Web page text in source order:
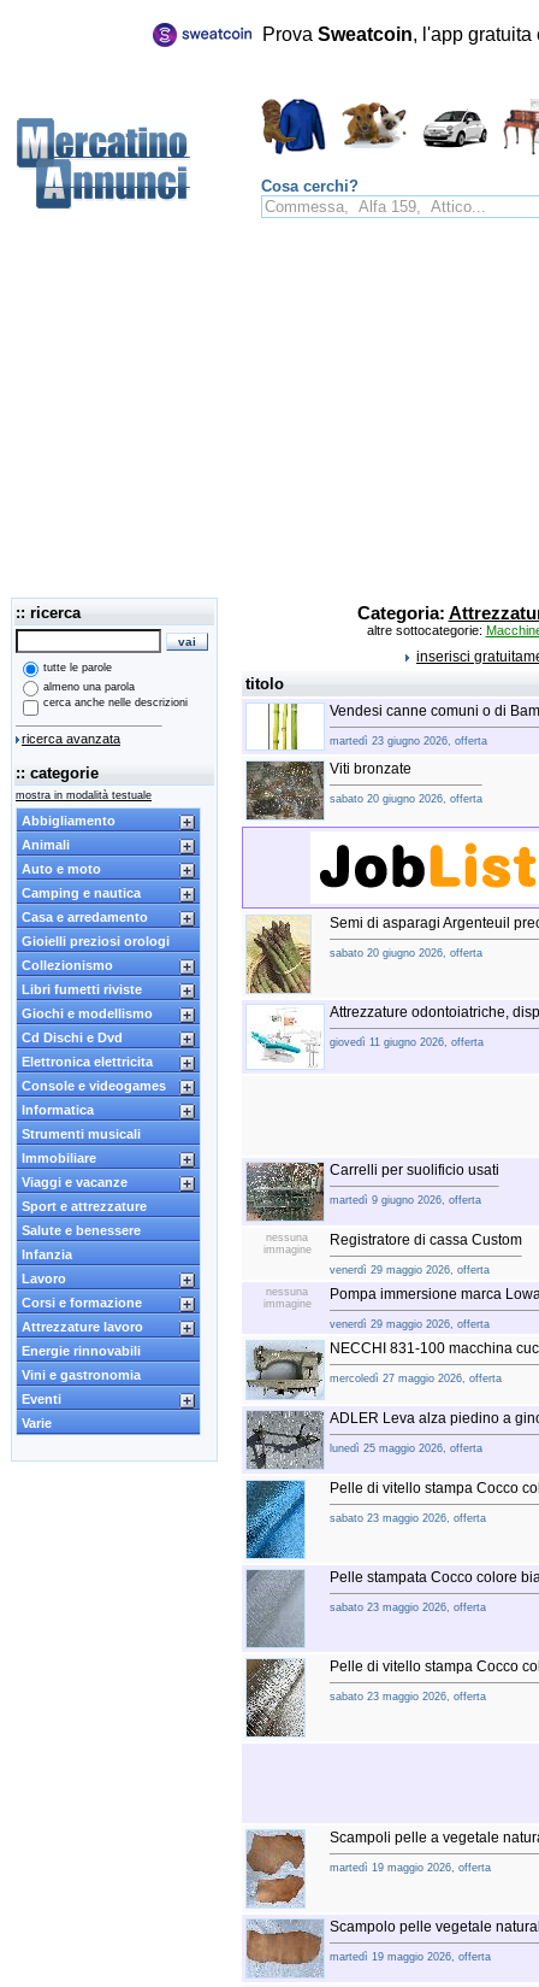
Prova Sweatcoin, l'app
Cosa cerchi?
:: ricerca
tutte le parole
almeno una parola
cerca anche nelle descrizioni
ricerca avanzata
:: categorie
mostra in modalità testuale
Abbigliamento
Animali
Auto e moto
Camping e nautica
Casa e arredamento
Gioielli preziosi orologi
Collezionismo
Libri fumetti riviste
Giochi e modellismo
Cd Dischi e Dvd
Elettronica elettricita
Console e videogames
Informatica
Strumenti musicali
Immobiliare
Viaggi e vacanze
Sport e attrezzature
Salute e benessere
Infanzia
Lavoro
Corsi e formazione
Attrezzature lavoro
Energie rinnovabili
Vini e gastronomia
Eventi
Varie
Categoria:
altre sottocategorie:
inserisci
titolo
Vendesi canne comuni o di
martedì 23 giugno 2026, offerta
Viti bronzate
sabato 20 giugno 2026, offerta
Semi di asparagi Argenteuil
sabato 20 giugno 2026, offerta
Attrezzature odontoiatriche,
giovedì 11 giugno 2026, offerta
Carrelli per suolificio usati
martedì 9 giugno 2026, offerta
nessuna
immagine
Registratore di cassa Custom
venerdì 29 maggio 2026, offerta
nessuna
immagine
Pompa immersione marca
venerdì 29 maggio 2026, offerta
NECCHI 831-100 macchina
mercoledì 27 maggio 2026, offerta
ADLER Leva alza piedino a
lunedì 25 maggio 2026, offerta
Pelle di vitello stampa Cocco
sabato 23 maggio 2026, offerta
Pelle stampata Cocco colore
sabato 23 maggio 2026, offerta
Pelle di vitello stampa Cocco
sabato 23 maggio 2026, offerta
Scampoli pelle a vegetale
martedì 19 maggio 2026, offerta
Scampolo pelle vegetale
martedì 19 maggio 2026, offerta